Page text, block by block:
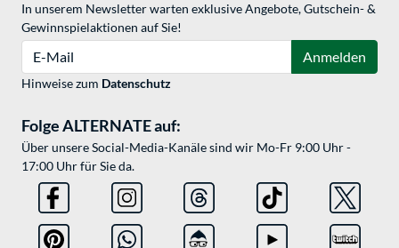
In unserem Newsletter warten exklusive Angebote, Gutschein- &
Gewinnspielaktionen auf Sie!
Anmelden
Hinweise zum Datenschutz
Folge ALTERNATE auf:
Über unsere Social-Media-Kanäle sind wir Mo-Fr 9:00 Uhr -
17:00 Uhr für Sie da.